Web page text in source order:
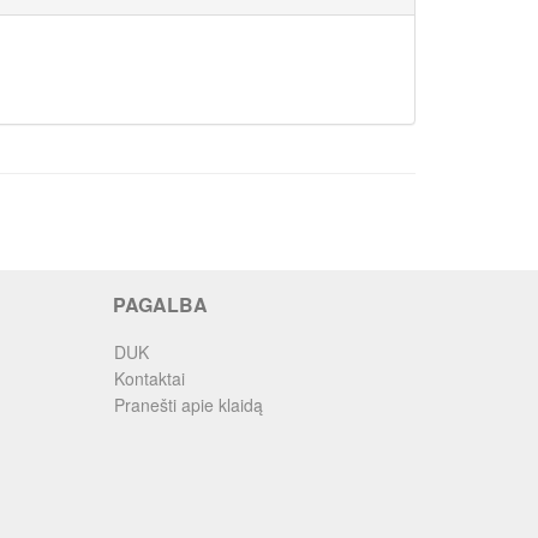
PAGALBA
DUK
Kontaktai
Pranešti apie klaidą